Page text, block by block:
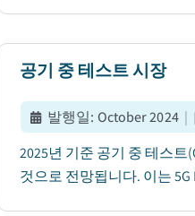
공기 중 테스트 시장
발행일: October 2024 |
2025년 기준 공기 중 테스트
것으로 전망됩니다. 이는